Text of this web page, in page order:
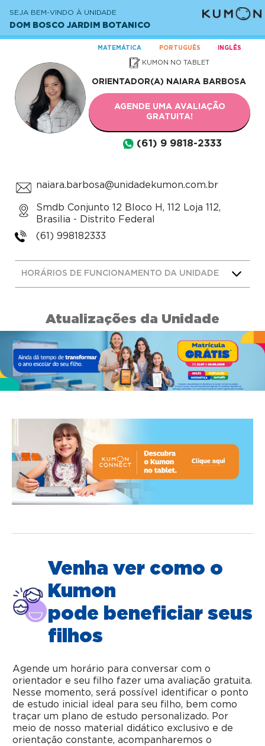
SEJA BEM-VINDO À UNIDADE
DOM BOSCO JARDIM BOTANICO
MATEMÁTICA PORTUGUÊS INGLÊS
KUMON NO TABLET
ORIENTADOR(A) NAIARA BARBOSA
AGENDE UMA AVALIAÇÃO
GRATUITA!
(61) 9 9818-2333
naiara.barbosa@unidadekumon.com.br
Smdb Conjunto 12 Bloco H, 112 Loja 112,
Brasilia - Distrito Federal
(61) 998182333
HORÁRIOS DE FUNCIONAMENTO DA UNIDADE
Atualizações da Unidade
Venha ver como o
Kumon
pode beneficiar seus
filhos
Agende um horário para conversar com o
orientador e seu filho fazer uma avaliação gratuita.
Nesse momento, será possível identificar o ponto
de estudo inicial ideal para seu filho, bem como
traçar um plano de estudo personalizado. Por
meio de nosso material didático exclusivo e de
orientação constante, acompanharemos o